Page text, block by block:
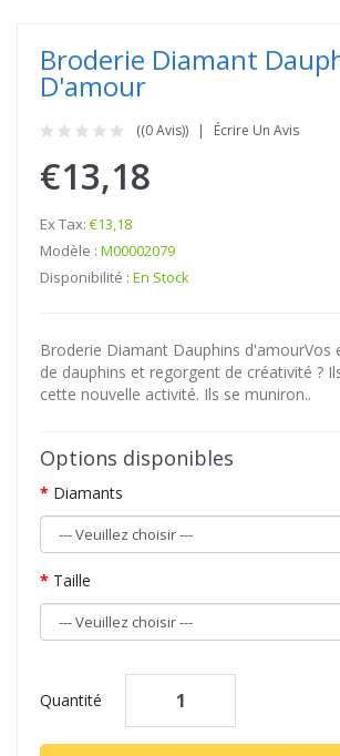
Broderie Diamant
D'amour
((0 Avis)) Écrire Un Avis
€13,18
Ex Tax: €13,18
Modèle : M00002079
Disponibilité : En Stock
Broderie Diamant Dauphins d'amourVos
de dauphins et regorgent de créativité ?
cette nouvelle activité. Ils se muniron..
Options disponibles
Diamants
Taille
Quantité